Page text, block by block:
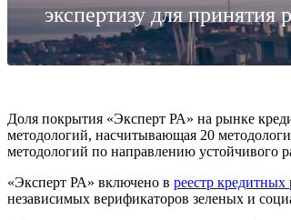
экспертизу для принятия
Доля покрытия «Эксперт РА» на рынке
методологий, насчитывающая 20
методологий по направлению устойчивого
«Эксперт РА» включено в реестр кредитных
независимых верификаторов зеленых и